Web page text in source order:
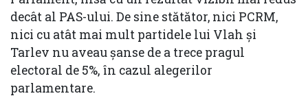
decât al PAS-ului. De sine stătător, nici PCRM,
nici cu atât mai mult partidele lui Vlah și
Tarlev nu aveau șanse de a trece pragul
electoral de 5%, în cazul alegerilor
parlamentare.